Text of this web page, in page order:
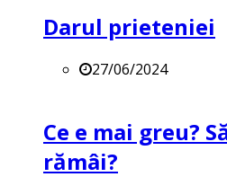
Darul prieteniei
27/06/2024
Ce e mai greu?
rămâi?